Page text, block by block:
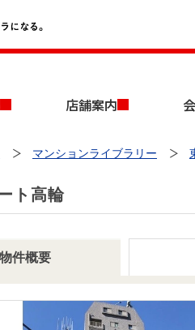
店舗案内
マンションライブラリー
ト高輪
物件概要